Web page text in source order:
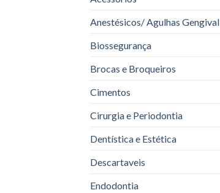
Anestésicos/ Agulhas Gengival
Biossegurança
Brocas e Broqueiros
Cimentos
Cirurgia e Periodontia
Dentística e Estética
Descartaveis
Endodontia